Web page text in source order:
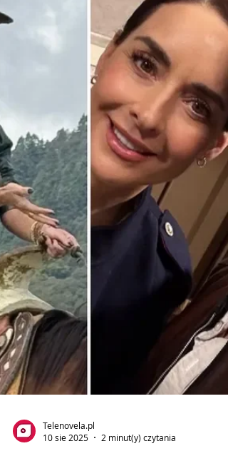
Susany Gónzalez. David Chocarro
pracował już za granicą w reklamie i
„wcześniej podróżował do wielu krajów
Ameryki Łacińskiej, grając w baseball”,
więc pomysł wyjazdu z Argentyny i
spróbowania swoich sił jako aktor na
innych rynkach nie był dla